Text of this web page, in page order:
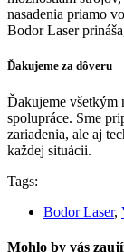
nasadenia priamo
Bodor Laser
Ďakujeme za dôveru
Ďakujeme všetkým
spolupráce. Sme
zariadenia, ale aj
každej situácii.
Tags:
Bodor Laser,
Mohlo by vás